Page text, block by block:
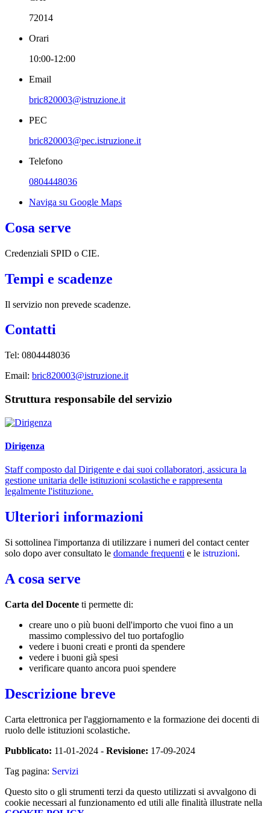
72014
Orari
10:00-12:00
Email
bric820003@istruzione.it
PEC
bric820003@pec.istruzione.it
Telefono
0804448036
Naviga su Google Maps
Cosa serve
Credenziali SPID o CIE.
Tempi e scadenze
Il servizio non prevede scadenze.
Contatti
Tel: 0804448036
Email: bric820003@istruzione.it
Struttura responsabile del servizio
Dirigenza
Staff composto dal Dirigente e dai suoi collaboratori, assicura la
gestione unitaria delle istituzioni scolastiche e rappresenta
legalmente l'istituzione.
Ulteriori informazioni
Si sottolinea l'importanza di utilizzare i numeri del contact center
solo dopo aver consultato le domande frequenti e le istruzioni.
A cosa serve
Carta del Docente ti permette di:
creare uno o più buoni dell'importo che vuoi fino a un
massimo complessivo del tuo portafoglio
vedere i buoni creati e pronti da spendere
vedere i buoni già spesi
verificare quanto ancora puoi spendere
Descrizione breve
Carta elettronica per l'aggiornamento e la formazione dei docenti di
ruolo delle istituzioni scolastiche.
Pubblicato: 11-01-2024 - Revisione: 17-09-2024
Tag pagina: Servizi
Questo sito o gli strumenti terzi da questo utilizzati si avvalgono di
cookie necessari al funzionamento ed utili alle finalità illustrate nella